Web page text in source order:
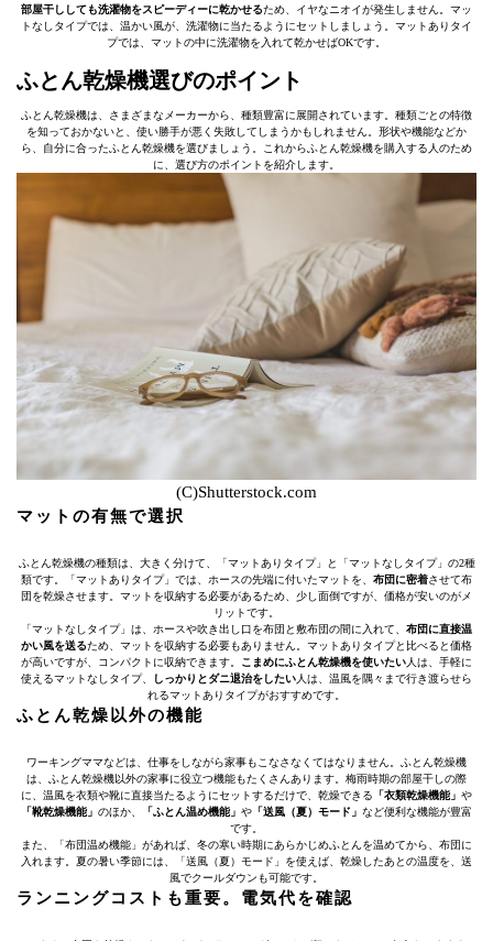
部屋干ししても洗濯物をスピーディーに乾かせるため、イヤなニオイが発生しません。マッ
トなしタイプでは、温かい風が、洗濯物に当たるようにセットしましょう。マットありタイ
プでは、マットの中に洗濯物を入れて乾かせばOKです。
ふとん乾燥機選びのポイント
ふとん乾燥機は、さまざまなメーカーから、種類豊富に展開されています。種類ごとの特徴
を知っておかないと、使い勝手が悪く失敗してしまうかもしれません。形状や機能などか
ら、自分に合ったふとん乾燥機を選びましょう。これからふとん乾燥機を購入する人のため
に、選び方のポイントを紹介します。
(C)Shutterstock.com
マットの有無で選択
ふとん乾燥機の種類は、大きく分けて、「マットありタイプ」と「マットなしタイプ」の2種
類です。「マットありタイプ」では、ホースの先端に付いたマットを、 布団に密着させて布
団を乾燥させます。マットを収納する必要があるため、少し面倒ですが、価格が安いのがメ
リットです。
「マットなしタイプ」は、ホースや吹き出し口を布団と敷布団の間に入れて、 布団に直接温
かい風を送るため、マットを収納する必要もありません。マットありタイプと比べると価格
が高いですが、コンパクトに収納できます。 こまめにふとん乾燥機を使いたい人は、手軽に
使えるマットなしタイプ、
しっかりとダニ退治をしたい人は、温風を隅々まで行き渡らせら
れるマットありタイプがおすすめです。
ふとん乾燥以外の機能
ワーキングママなどは、仕事をしながら家事もこなさなくてはなりません。ふとん乾燥機
は、ふとん乾燥機以外の家事に役立つ機能もたくさんあります。梅雨時期の部屋干しの際
に、温風を衣類や靴に直接当たるようにセットするだけで、乾燥できる 「衣類乾燥機能」 や
「靴乾燥機能」 のほか、 「ふとん温め機能」 や 「送風（夏）モード」 など便利な機能が豊富
です。
また、「布団温め機能」があれば、冬の寒い時期にあらかじめふとんを温めてから、布団に
入れます。夏の暑い季節には、「送風（夏）モード」を使えば、乾燥したあとの温度を、送
風でクールダウンも可能です。
ランニングコストも重要。電気代を確認